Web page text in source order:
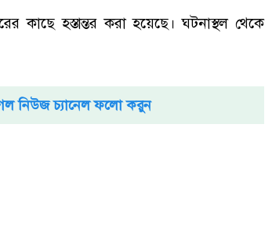
হস্তান্তর করা হয়েছে। ঘটনাস্থল থেকে
নিউজ চ্যানেল ফলো করুন